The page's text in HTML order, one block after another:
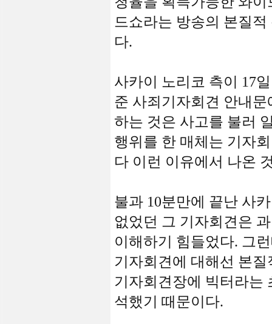
드쇼라는 방송의 본질
다.
사카이 노리코 측이 17
준 사죄기자회견 안내
하는 것은 사고를 불러
행위를 한 매체는 기자
다 이런 이유에서 나온
불과 10분만에 끝난 사
없었던 그 기자회견은
이해하기 힘들었다. 그
기자회견에 대해선 본
기자회견장에 빅터라는
석했기 때문이다.